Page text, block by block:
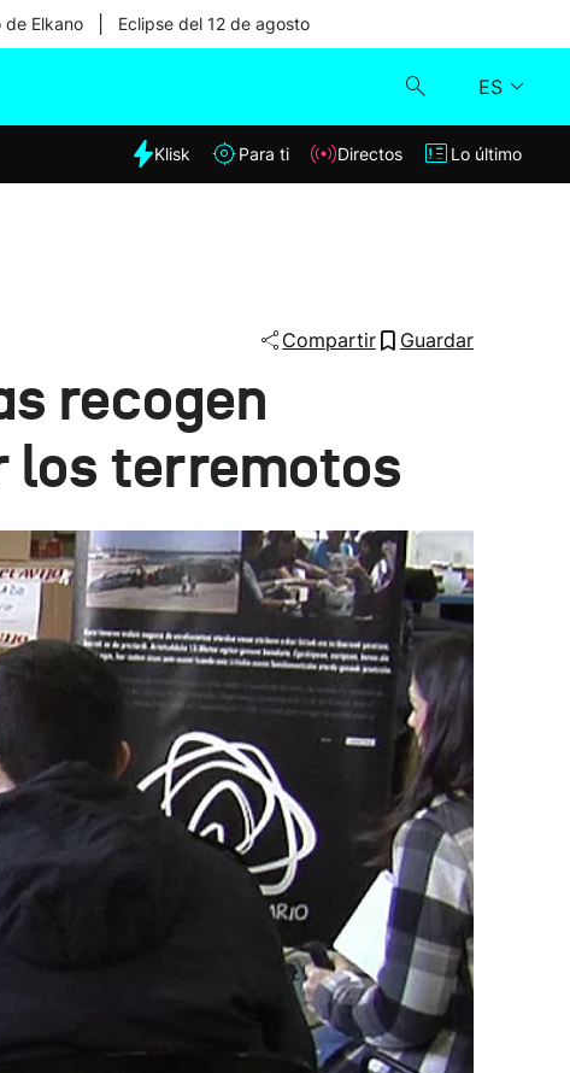
Elkano Eclipse del 12 de agosto
ES
Klisk
Klisk Para ti Directos Lo último
Compartir Guardar
recogen
los terremotos